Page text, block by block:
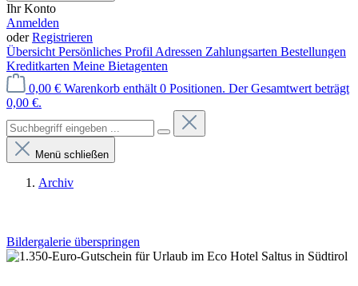
Ihr Konto
Anmelden
oderRegistrieren
Übersicht Persönliches Profil Adressen Zahlungsarten Bestellungen
Kreditkarten Meine Bietagenten
0,00 € Warenkorb enthält 0 Positionen. Der Gesamtwert beträgt
0,00 €.
Menü schließen
Archiv
Bildergalerie überspringen